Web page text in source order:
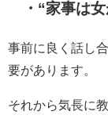
・“家事は
事前に良く話し
要があります。
それから気長に